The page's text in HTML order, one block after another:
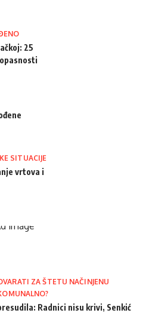
25
SITUACIJE
vrtova i
ZA ŠTETU NAČINJENU
Radnici nisu krivi, Senkić